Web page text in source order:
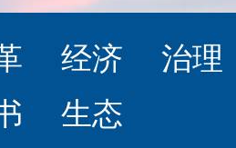
经济 治理
生态